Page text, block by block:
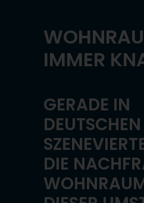
IMMER
GERADE IN
DEUTSCHEN
DIE